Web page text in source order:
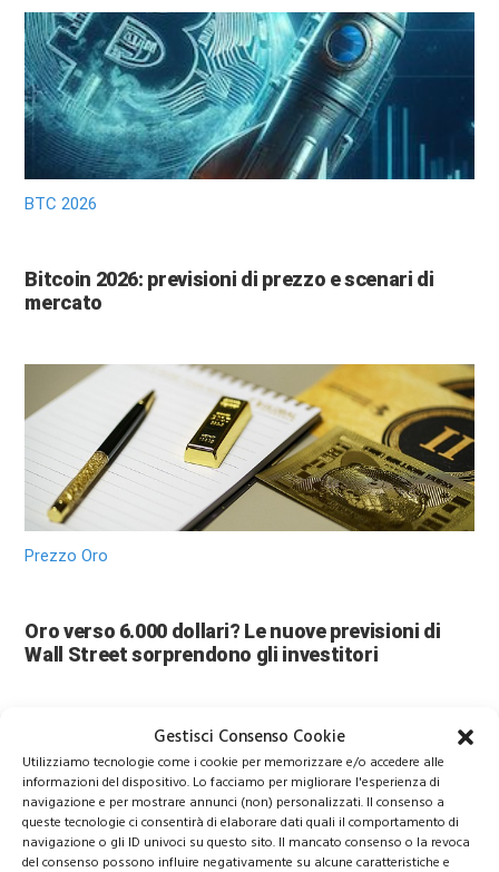
Gestisci Consenso Cookie
Utilizziamo tecnologie come i cookie per memorizzare e/o accedere alle
informazioni del dispositivo. Lo facciamo per migliorare l'esperienza di
navigazione e per mostrare annunci (non) personalizzati. Il consenso a
queste tecnologie ci consentirà di elaborare dati quali il comportamento di
navigazione o gli ID univoci su questo sito. Il mancato consenso o la revoca
del consenso possono influire negativamente su alcune caratteristiche e
BTC 2026
Bitcoin 2026: previsioni di prezzo e scenari di
mercato
Prezzo Oro
Oro verso 6.000 dollari? Le nuove previsioni di
Wall Street sorprendono gli investitori